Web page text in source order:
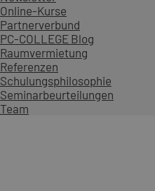
Online-Kurse
Partnerverbund
PC-COLLEGE Blog
Raumvermietung
Referenzen
Schulungsphilosophie
Seminarbeurteilungen
Team